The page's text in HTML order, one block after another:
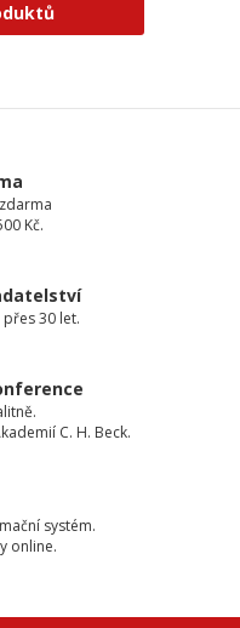
Kč.
30 let.
C. H. Beck.
systém.
online.